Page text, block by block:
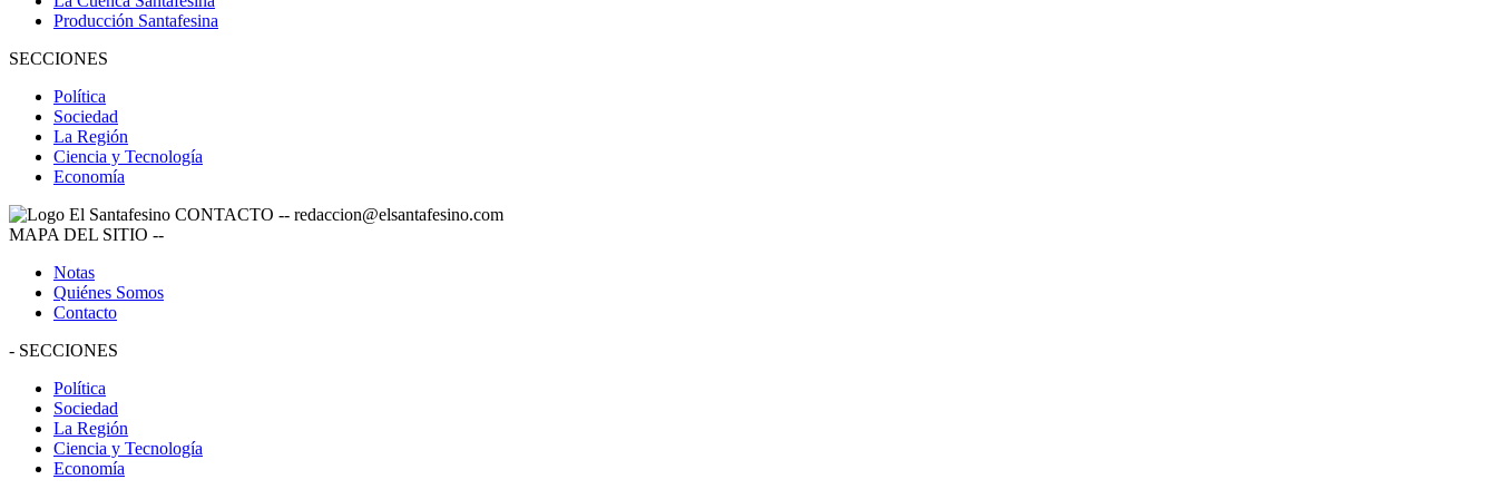
Producción Santafesina
SECCIONES
Política
Sociedad
La Región
Ciencia y Tecnología
Economía
CONTACTO -- redaccion@elsantafesino.com
MAPA DEL SITIO --
Notas
Quiénes Somos
Contacto
- SECCIONES
Política
Sociedad
La Región
Ciencia y Tecnología
Economía